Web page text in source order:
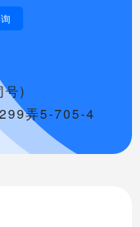
)
弄5-705-4